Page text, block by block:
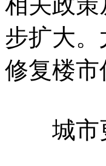
步扩大
修复楼市
城市更